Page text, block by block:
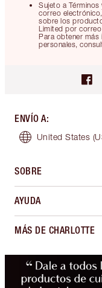
Sujeto a
correo
sobre los
Limited por
Para obtener
personales,
ENVÍO A:
United States
SOBRE
AYUDA
MÁS DE CHARLOTTE